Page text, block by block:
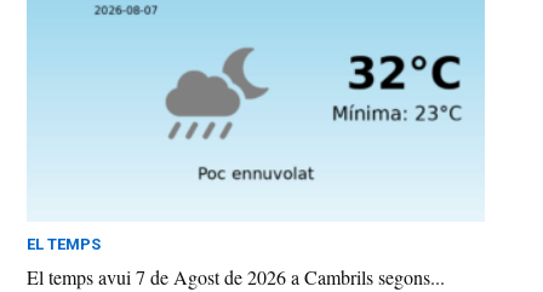
EL TEMPS
El temps avui 7 de Agost de 2026 a Cambrils segons...